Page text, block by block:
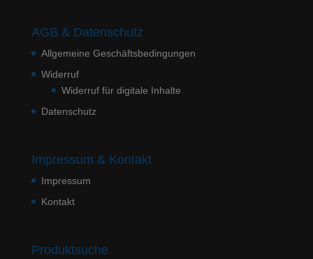
AGB & Datenschutz
Allgemeine Geschäftsbedingungen
Widerruf
Widerruf für digitale Inhalte
Datenschutz
Impressum & Kontakt
Impressum
Kontakt
Produktsuche